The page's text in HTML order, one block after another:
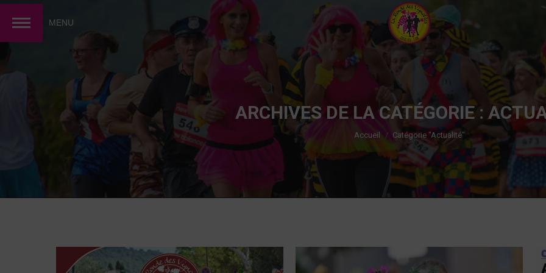
MENU
ARCHIVES DE LA CATÉGORIE :
Vous êtes ici :
Accueil Catégorie "Actualité"